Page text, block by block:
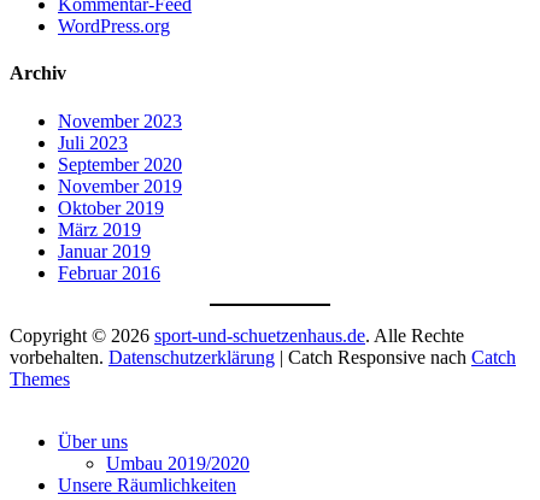
Kommentar-Feed
WordPress.org
Archiv
November 2023
Juli 2023
September 2020
November 2019
Oktober 2019
März 2019
Januar 2019
Februar 2016
Copyright © 2026 sport-und-schuetzenhaus.de. Alle Rechte
vorbehalten. Datenschutzerklärung | Catch Responsive nach Catch
Themes
scrollen
Über uns
Umbau 2019/2020
Unsere Räumlichkeiten